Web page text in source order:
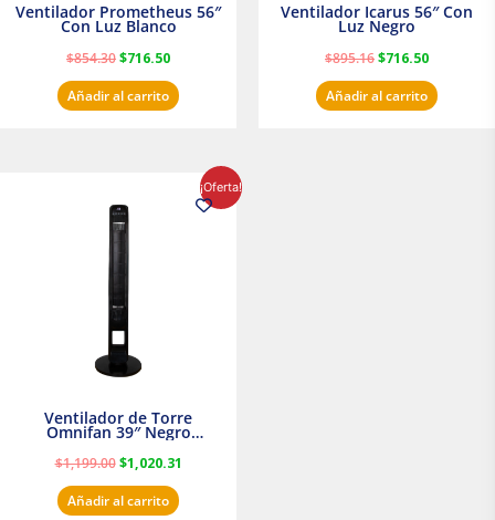
Ventilador Prometheus 56″
Con Luz Blanco
$854.30$716.50
Añadir al carrito
Ventilador Icarus 56″ Con
Luz Negro
$895.16$716.50
Añadir al carrito
¡Oferta!
Ventilador de Torre
Omnifan 39″ Negro
$1,199.00
original
era:
$1,020.31
precio
actual
Añadir al carrito